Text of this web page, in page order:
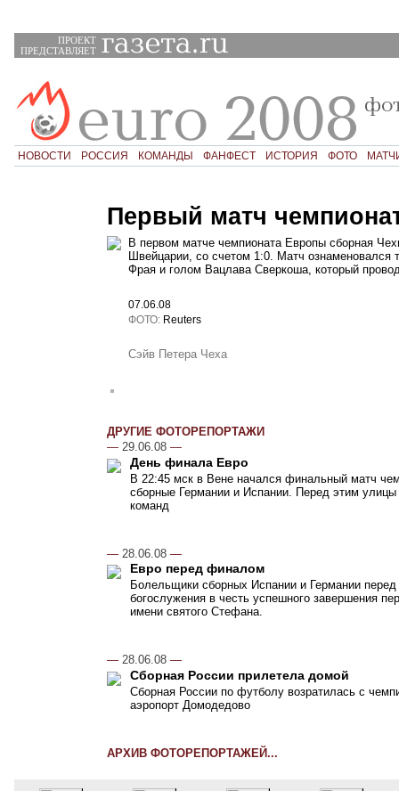
ПРОЕКТ
ПРЕДСТАВЛЯЕТ
НОВОСТИ РОССИЯ КОМАНДЫ ФАНФЕСТ ИСТОРИЯ ФОТО
Первый матч
В первом матче чемпионата Европы сборная
Швейцарии, со счетом 1:0. Матч ознаменовался
Фрая и голом Вацлава Сверкоша, который
07.06.08
ФОТО: Reuters
Сэйв Петера Чеха
ДРУГИЕ ФОТОРЕПОРТАЖИ
—29.06.08 —
День финала Евро
В 22:45 мск в Вене начался финальный матч
сборные Германии и Испании. Перед этим
команд
— 28.06.08 —
Евро перед финалом
Болельщики сборных Испании и Германии
богослужения в честь успешного завершения
имени святого Стефана.
—28.06.08 —
Сборная России прилетела домой
Сборная России по футболу возратилась с
аэропорт Домодедово
АРХИВ ФОТОРЕПОРТАЖЕЙ...